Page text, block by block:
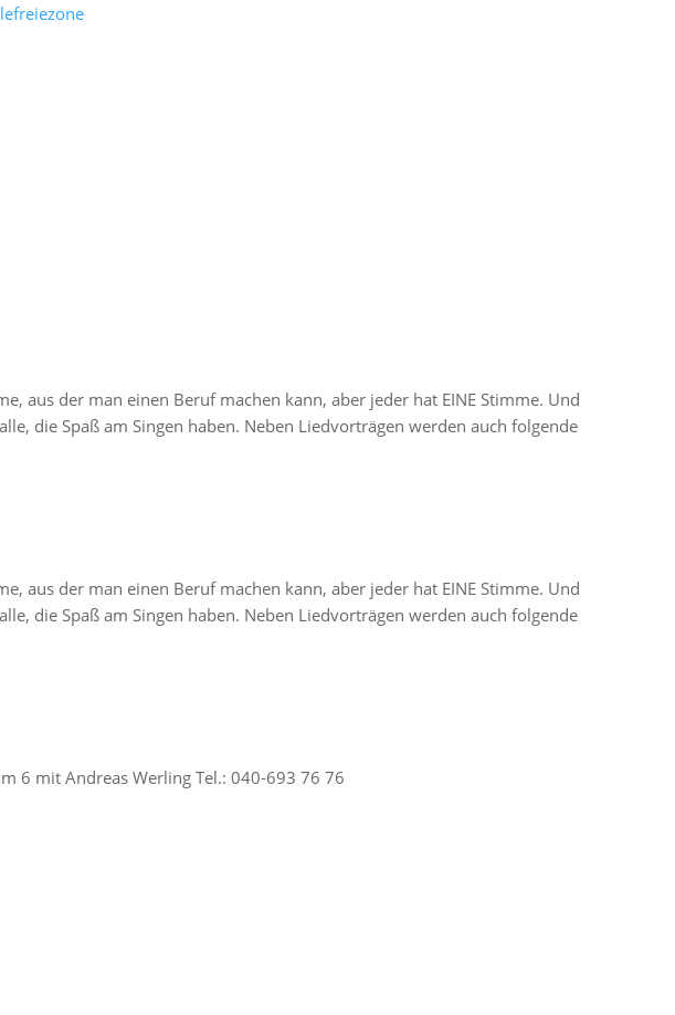
aus der man einen Beruf machen kann, aber jeder hat EINE Stimme. Und
die Spaß am Singen haben. Neben Liedvorträgen werden auch folgende
aus der man einen Beruf machen kann, aber jeder hat EINE Stimme. Und
die Spaß am Singen haben. Neben Liedvorträgen werden auch folgende
6 mit Andreas Werling Tel.: 040-693 76 76